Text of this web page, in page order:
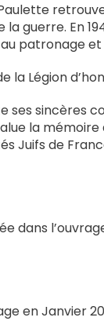
guerre. En
patronage et
la Légion
ses sincères
la mémoire
Juifs de
dans
en Janvier